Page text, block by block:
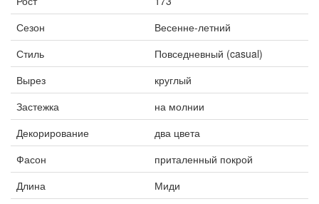
Сезон
Весенне-летний
Стиль
Повседневный (casual)
Вырез
круглый
Застежка
на молнии
Декорирование
два цвета
Фасон
приталенный покрой
Длина
Миди